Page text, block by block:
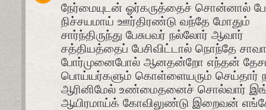
நேர்மையுடன் ஓர்கருத்தைச் சொன்னால்
நிச்சயமாய் ஊர்திரண்டு வந்தே மோதும்
சார்ந்திருந்து பேசுபவர் நல்லோர் ஆவார்
சத்தியத்தைப் பேசிவிட்டால் நொந்தே
போர்முனைபோல் ஆனதன்றோ எந்தன்
பொய்யர்களும் கொள்ளையரும் செய்தார்
ஆரினிமேல் உண்மைதனைச் சொல்வார்
ஆயிரமாய்க் கோவிலுண்டு இறைவன்